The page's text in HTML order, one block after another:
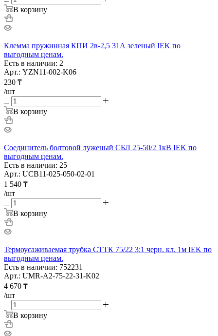
В корзину
Клемма пружинная КПИ 2в-2,5 31А зеленый IEK по
выгодным ценам.
Есть в наличии: 2
Арт.: YZN11-002-K06
230 ₸
/шт
В корзину
Соединитель болтовой луженый СБЛ 25-50/2 1кВ IEK по
выгодным ценам.
Есть в наличии: 25
Арт.: UCB11-025-050-02-01
1 540 ₸
/шт
В корзину
Термоусаживаемая трубка СТТК 75/22 3:1 черн. кл. 1м IEK по
выгодным ценам.
Есть в наличии: 752231
Арт.: UMR-A2-75-22-31-K02
4 670 ₸
/шт
В корзину